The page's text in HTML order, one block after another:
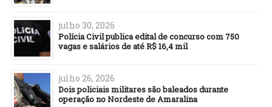
julho 30, 2026
Polícia Civil publica edital de concurso com 750
vagas e salários de até R$ 16,4 mil
julho 26, 2026
Dois policiais militares são baleados durante
operação no Nordeste de Amaralina